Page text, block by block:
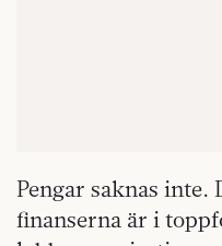
Pengar saknas inte.
finanserna är i